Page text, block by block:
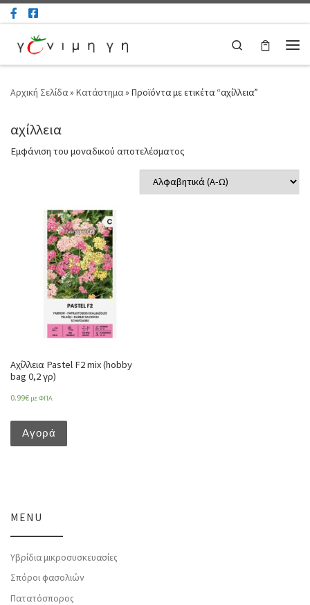
Μετάβαση στο περιεχόμενο
Search
Αρχική Σελίδα» Κατάστημα» Προϊόντα με ετικέτα “αχίλλεια”
αχίλλεια
Εμφάνιση του μοναδικού αποτελέσματος
Αχίλλεια Pastel F2 mix (hobby
bag 0,2 γρ)
0.99€ με ΦΠΑ
Αγορά
MENU
Υβρίδια μικροσυσκευασίες
Σπόροι φασολιών
Πατατόσπορος